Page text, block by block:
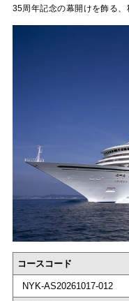
35周年記念の幕開けを飾る、
コースコード
NYK-AS20261017-012